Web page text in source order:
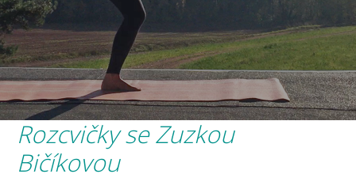
Rozcvičky se Zuzkou
Bičíkovou